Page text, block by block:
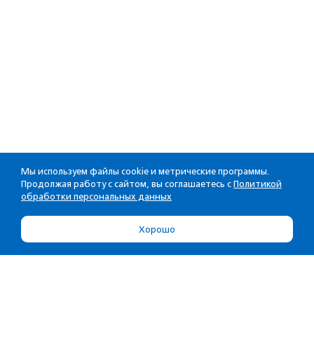
Мы используем файлы cookie и метрические программы.
Продолжая работу с сайтом, вы соглашаетесь с Политикой
обработки персональных данных
Хорошо